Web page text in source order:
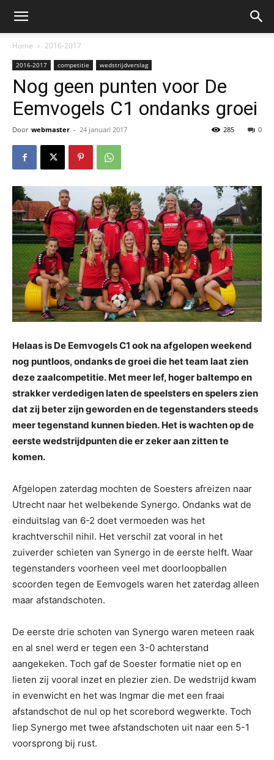
Home 2016-2017
2016-2017 competitie wedstrijdverslag
Nog geen punten voor De
Eemvogels C1 ondanks groei
Door webmaster - 24 januari 2017 0
285
Helaas is De Eemvogels C1 ook na afgelopen weekend
nog puntloos, ondanks de groei die het team laat zien
deze zaalcompetitie. Met meer lef, hoger baltempo en
strakker verdedigen laten de speelsters en spelers zien
dat zij beter zijn geworden en de tegenstanders steeds
meer tegenstand kunnen bieden. Het is wachten op de
eerste wedstrijdpunten die er zeker aan zitten te
komen.
Afgelopen zaterdag mochten de Soesters afreizen naar
Utrecht naar het welbekende Synergo. Ondanks wat de
einduitslag van 6-2 doet vermoeden was het
krachtverschil nihil. Het verschil zat vooral in het
zuiverder schieten van Synergo in de eerste helft. Waar
tegenstanders voorheen veel met doorloopballen
scoorden tegen de Eemvogels waren het zaterdag alleen
maar afstandschoten.
De eerste drie schoten van Synergo waren meteen raak
en al snel werd er tegen een 3-0 achterstand
aangekeken. Toch gaf de Soester formatie niet op en
lieten zij vooral inzet en plezier zien. De wedstrijd kwam
in evenwicht en het was Ingmar die met een fraai
afstandschot de nul op het scorebord wegwerkte. Toch
liep Synergo met twee afstandschoten uit naar een 5-1
voorsprong bij rust.